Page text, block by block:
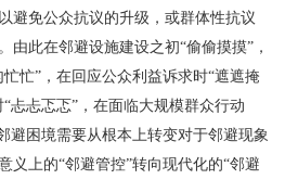
避免公众抗议的升级，或群体性抗议
由此在邻避设施建设之初“偷偷摸摸”，
忙”，在回应公众利益诉求时“遮遮掩
忐忐忑忑”，在面临大规模群众行动
避困境需要从根本上转变对于邻避现象
义上的“邻避管控”转向现代化的“邻避